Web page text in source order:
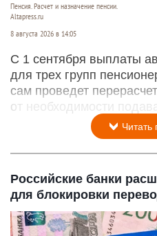
Пенсия. Расчет и назначение пенсии.
Altapress.ru
8 августа 2026 в 14:05
С 1 сентября выплаты
для трех групп
сам проведет
от необходимости
Читать
Российские банки
для блокировки